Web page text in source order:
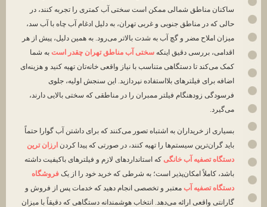
ساکنان مناطق شمالی ممکن است سختی آب کمتری را تجربه کنند، در
حالی که در مناطق جنوبی و غربی تهران، به دلیل ادغام آب چاه با آب سد،
میزان املاح مضر و گچ آب به شدت بالاتر می‌رود. به همین دلیل، پیش از هر
اقدامی، بررسی دقیق اینکهسختی آب مناطق تهران چقدر استبه شما
کمک می‌کند تا دستگاهی متناسب با نیاز واقعی خانه‌تان تهیه کنید و هزینه‌ای
اضافه برای فیلترهای بلااستفاده نپردازید. این سنجش اولیه، جلوی
فرسودگی زودهنگام فیلتر ممبران را در مناطقی که سختی بالایی دارند،
می‌گیرد.
بسیاری از خریداران به اشتباه تصور می‌کنند که برای داشتن آب گوارا حتماً
باید گران‌ترین سیستم‌ها را تهیه کنند، در صورتی که پیدا کردنارزان ترین
دستگاه تصفیه آب خانگیکه استانداردهای لازم و فیلترهای باکیفیت داشته
باشد، کاملاً امکان‌پذیر است؛ به شرطی که خرید خود را از یکفروشگاه
دستگاه تصفیه آب معتبر و تخصصی انجام دهید که خدمات پس از فروش و
گارانتی واقعی ارائه می‌دهد. انتخاب هوشمندانه دستگاهی که دقیقاً با میزان